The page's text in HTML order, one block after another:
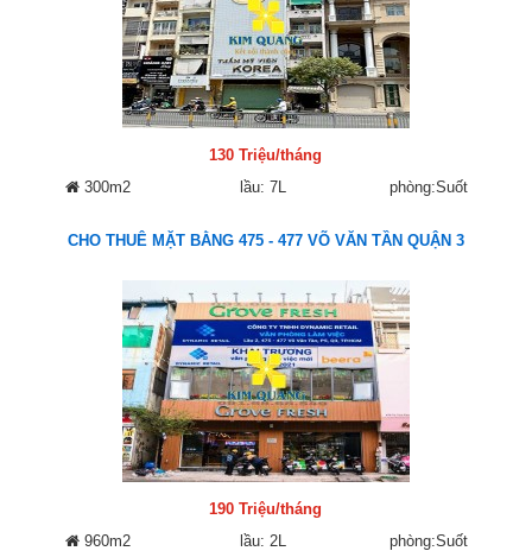
130 Triệu/tháng
300m2
lầu: 7L phòng:Suốt
CHO THUÊ MẶT BẰNG 475 - 477 VÕ VĂN TẦN QUẬN 3
190 Triệu/tháng
960m2
lầu: 2L phòng:Suốt